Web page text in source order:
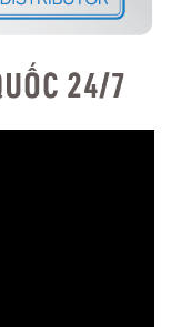
cầu rãnh sâu NTN
bao gồm:
(d), đường kính